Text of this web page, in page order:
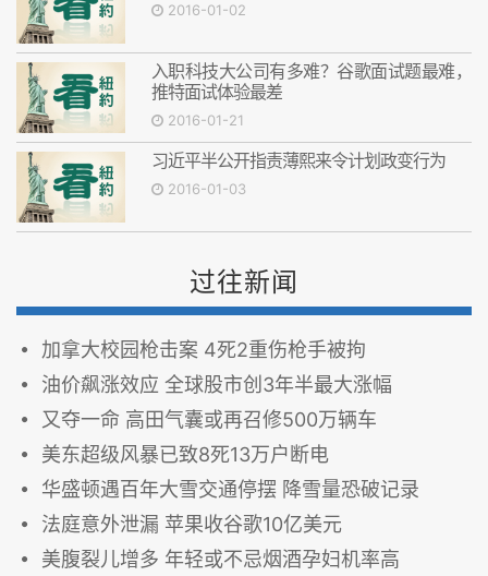
2016-01-02
入职科技大公司有多难？谷歌面试题最难，
推特面试体验最差
2016-01-21
习近平半公开指责薄熙来令计划政变行为
2016-01-03
过往新闻
加拿大校园枪击案 4死2重伤枪手被拘
油价飙涨效应 全球股市创3年半最大涨幅
又夺一命 高田气囊或再召修500万辆车
美东超级风暴已致8死13万户断电
华盛顿遇百年大雪交通停摆 降雪量恐破记录
法庭意外泄漏 苹果收谷歌10亿美元
美腹裂儿增多 年轻或不忌烟酒孕妇机率高